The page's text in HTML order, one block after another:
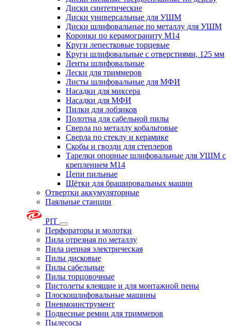
Диски синтетические
Диски универсальные для УШМ
Диски шлифовальные по металлу для УШМ
Коронки по керамограниту M14
Круги лепестковые торцевые
Круги шлифовальные с отверстиями, 125 мм
Ленты шлифовальные
Лески для триммеров
Листы шлифовальные для МФИ
Насадки для миксера
Насадки для МФИ
Пилки для лобзиков
Полотна для сабельной пилы
Сверла по металлу кобальтовые
Сверла по стеклу и керамике
Скобы и гвозди для степлеров
Тарелки опорные шлифовальные для УШМ с
креплением М14
Цепи пильные
Щётки для брашировальных машин
Отвертки аккумуляторные
Паяльные станции
PIT
Перфораторы и молотки
Пила отрезная по металлу
Пила цепная электрическая
Пилы дисковые
Пилы сабельные
Пилы торцовочные
Пистолеты клеящие и для монтажной пены
Плоскошлифовальные машины
Пневмоинструмент
Подвесные ремни для триммеров
Пылесосы